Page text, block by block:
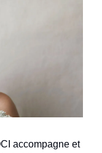
accompagne et